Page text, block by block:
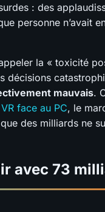
: des
personne n’avait
la « toxicité
décisions
mauvais.
face au PC, le
des milliards ne
avec 73